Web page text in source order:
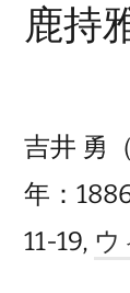
鹿持
吉井 勇
年：
11-19, ウ